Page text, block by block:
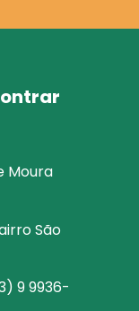
Moura
São
9 9936-